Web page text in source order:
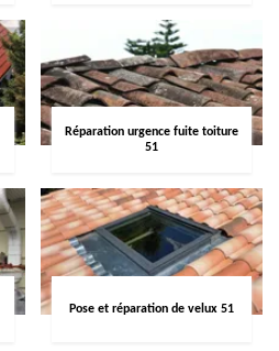
Réparation urgence fuite toiture
51
Pose et réparation de velux 51